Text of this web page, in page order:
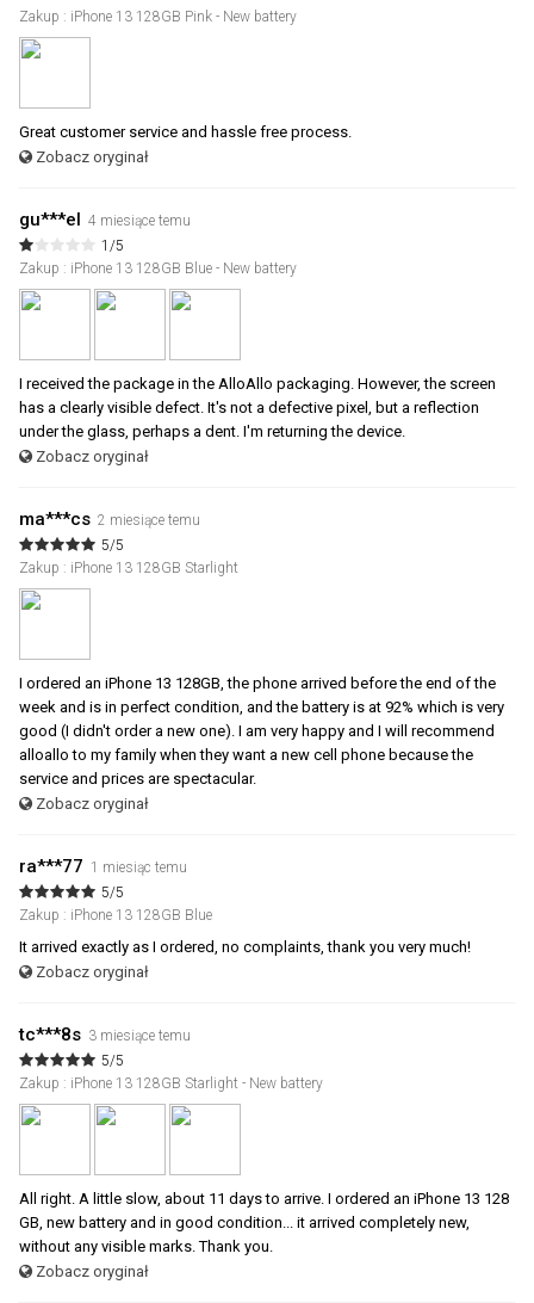
Zakup : iPhone 13 128GB Pink - New battery
Great customer service and hassle free process.
Zobacz oryginał
gu***el
4 miesiące temu
1/5
Zakup : iPhone 13 128GB Blue - New battery
I received the package in the AlloAllo packaging. However, the screen
has a clearly visible defect. It's not a defective pixel, but a reflection
under the glass, perhaps a dent. I'm returning the device.
Zobacz oryginał
ma***cs 2 miesiące temu
5/5
Zakup : iPhone 13 128GB Starlight
I ordered an iPhone 13 128GB, the phone arrived before the end of the
week and is in perfect condition, and the battery is at 92% which is very
good (I didn't order a new one). I am very happy and I will recommend
alloallo to my family when they want a new cell phone because the
service and prices are spectacular.
Zobacz oryginał
ra***77 1 miesiąc temu
5/5
Zakup : iPhone 13 128GB Blue
It arrived exactly as I ordered, no complaints, thank you very much!
Zobacz oryginał
tc***8s 3 miesiące temu
5/5
Zakup : iPhone 13 128GB Starlight - New battery
All right. A little slow, about 11 days to arrive. I ordered an iPhone 13 128
GB, new battery and in good condition... it arrived completely new,
without any visible marks. Thank you.
Zobacz oryginał